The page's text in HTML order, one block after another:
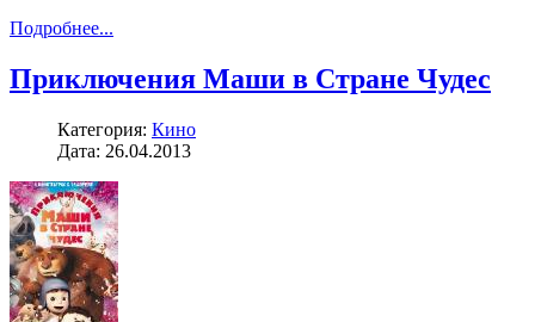
Подробнее...
Приключения Маши в Стране Чудес
Категория: Кино
Дата: 26.04.2013